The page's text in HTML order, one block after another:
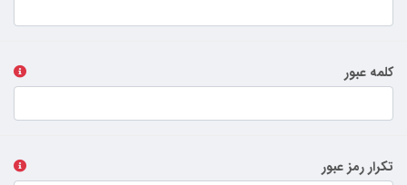
کلمه عبور
تکرار رمز عبور